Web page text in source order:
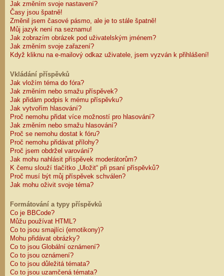
Jak změním svoje nastavení?
Časy jsou špatně!
Změnil jsem časové pásmo, ale je to stále špatně!
Můj jazyk není na seznamu!
Jak zobrazím obrázek pod uživatelským jménem?
Jak změním svoje zařazení?
Když kliknu na e-mailový odkaz uživatele, jsem vyzván k přihlášení!
Vkládání příspěvků
Jak vložím téma do fóra?
Jak změním nebo smažu příspěvek?
Jak přidám podpis k mému příspěvku?
Jak vytvořím hlasování?
Proč nemohu přidat více možností pro hlasování?
Jak změním nebo smažu hlasování?
Proč se nemohu dostat k fóru?
Proč nemohu přidávat přílohy?
Proč jsem obdržel varování?
Jak mohu nahlásit příspěvek moderátorům?
K čemu slouží tlačítko „Uložit“ při psaní příspěvků?
Proč musí být můj příspěvek schválen?
Jak mohu oživit svoje téma?
Formátování a typy příspěvků
Co je BBCode?
Můžu používat HTML?
Co to jsou smajlíci (emotikony)?
Mohu přidávat obrázky?
Co to jsou Globální oznámení?
Co to jsou oznámení?
Co to jsou důležitá témata?
Co to jsou uzamčená témata?